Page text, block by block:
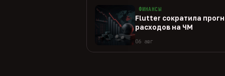
ФИНАНСЫ
Flutter сократила
расходов на ЧМ
06 авг